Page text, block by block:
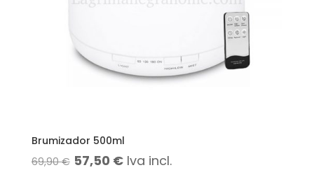
Brumizador 500ml
69,90€ El
57,50 €ElIva incl.